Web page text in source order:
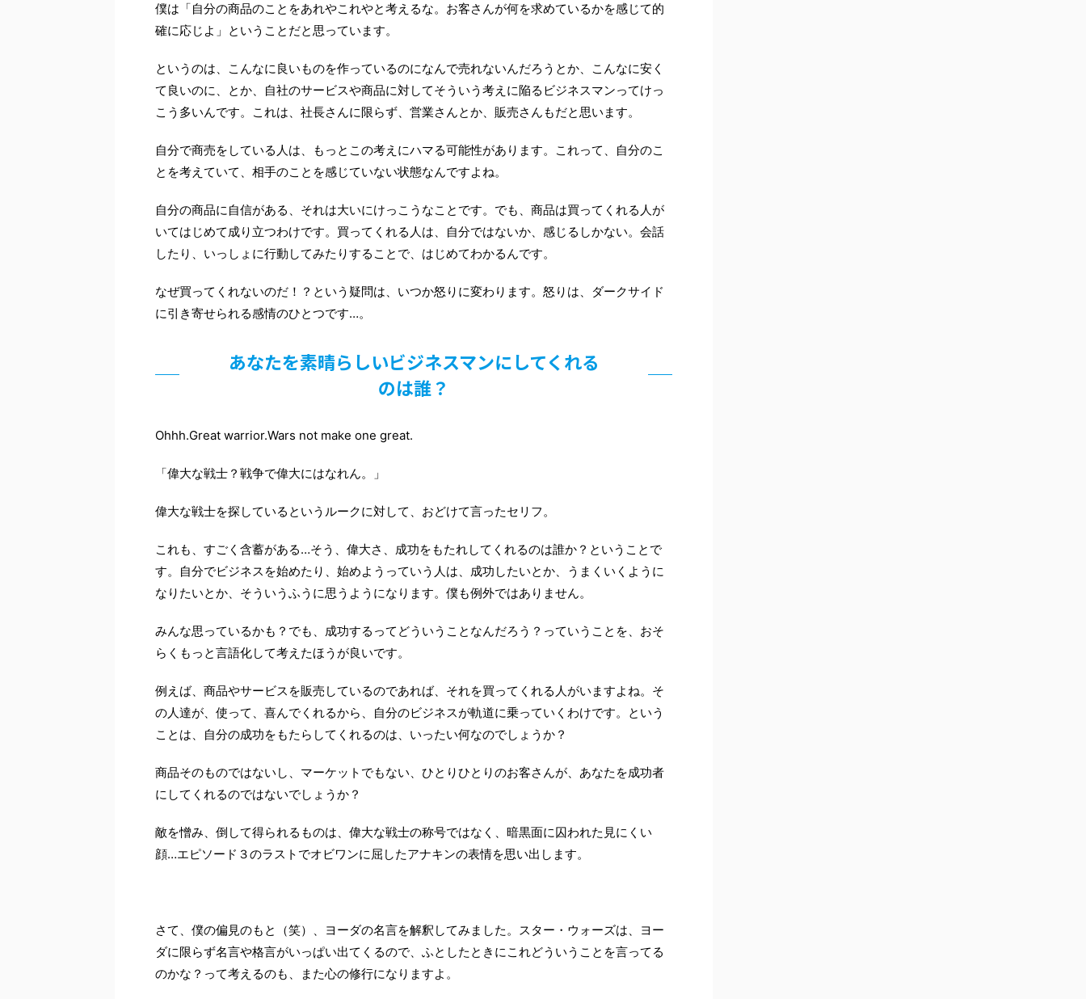
僕は「自分の商品のことをあれやこれやと考えるな。お客さんが何を求めているかを感じて的
確に応じよ」ということだと思っています。
というのは、こんなに良いものを作っているのになんで売れないんだろうとか、こんなに安く
て良いのに、とか、自社のサービスや商品に対してそういう考えに陥るビジネスマンってけっ
こう多いんです。これは、社長さんに限らず、営業さんとか、販売さんもだと思います。
自分で商売をしている人は、もっとこの考えにハマる可能性があります。これって、自分のこ
とを考えていて、相手のことを感じていない状態なんですよね。
自分の商品に自信がある、それは大いにけっこうなことです。でも、商品は買ってくれる人が
いてはじめて成り立つわけです。買ってくれる人は、自分ではないか、感じるしかない。会話
したり、いっしょに行動してみたりすることで、はじめてわかるんです。
なぜ買ってくれないのだ！？という疑問は、いつか怒りに変わります。怒りは、ダークサイド
に引き寄せられる感情のひとつです…。
あなたを素晴らしいビジネスマンにしてくれる
のは誰？
Ohhh.Great warrior.Wars not make one great.
「偉大な戦士？戦争で偉大にはなれん。」
偉大な戦士を探しているというルークに対して、おどけて言ったセリフ。
これも、すごく含蓄がある…そう、偉大さ、成功をもたれしてくれるのは誰か？ということで
す。自分でビジネスを始めたり、始めようっていう人は、成功したいとか、うまくいくように
なりたいとか、そういうふうに思うようになります。僕も例外ではありません。
みんな思っているかも？でも、成功するってどういうことなんだろう？っていうことを、おそ
らくもっと言語化して考えたほうが良いです。
例えば、商品やサービスを販売しているのであれば、それを買ってくれる人がいますよね。そ
の人達が、使って、喜んでくれるから、自分のビジネスが軌道に乗っていくわけです。という
ことは、自分の成功をもたらしてくれるのは、いったい何なのでしょうか？
商品そのものではないし、マーケットでもない、ひとりひとりのお客さんが、あなたを成功者
にしてくれるのではないでしょうか？
敵を憎み、倒して得られるものは、偉大な戦士の称号ではなく、暗黒面に囚われた見にくい
顔…エピソード３のラストでオビワンに屈したアナキンの表情を思い出します。
さて、僕の偏見のもと（笑）、ヨーダの名言を解釈してみました。スター・ウォーズは、ヨー
ダに限らず名言や格言がいっぱい出てくるので、ふとしたときにこれどういうことを言ってる
のかな？って考えるのも、また心の修行になりますよ。